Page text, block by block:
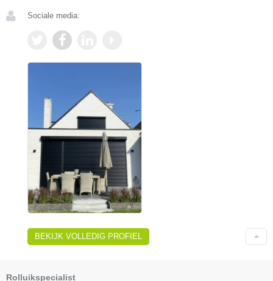
Sociale media:
BEKIJK VOLLEDIG PROFIEL
Rolluikspecialist